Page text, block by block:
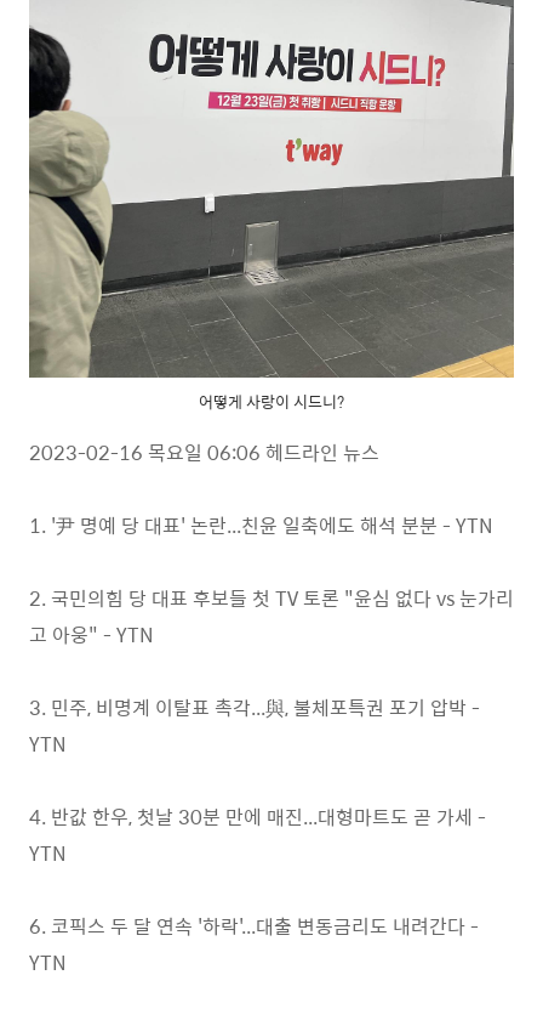
어떻게 사랑이 시드니?
2023-02-16 목요일 06:06 헤드라인 뉴스
1. '尹 명예 당 대표' 논란...친윤 일축에도 해석 분분 - YTN
2. 국민의힘 당 대표 후보들 첫 TV 토론 "윤심 없다 vs 눈가리
고 아웅" - YTN
3. 민주, 비명계 이탈표 촉각...與, 불체포특권 포기 압박 -
YTN
4. 반값 한우, 첫날 30분 만에 매진...대형마트도 곧 가세 -
YTN
6. 코픽스 두 달 연속 '하락'...대출 변동금리도 내려간다 -
YTN